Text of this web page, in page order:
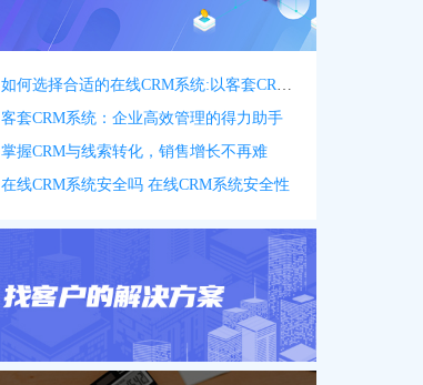
如何选择合适的在线CRM系统:以客套CRM系统为例
客套CRM系统：企业高效管理的得力助手
掌握CRM与线索转化，销售增长不再难
在线CRM系统安全吗 在线CRM系统安全性